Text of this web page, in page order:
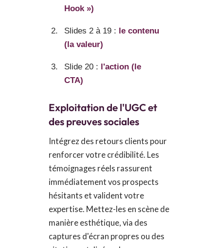
Hook »)
Slides 2 à 19 : le contenu
(la valeur)
Slide 20 : l'action (le
CTA)
Exploitation de l'UGC et
des preuves sociales
Intégrez des retours clients pour
renforcer votre crédibilité. Les
témoignages réels rassurent
immédiatement vos prospects
hésitants et valident votre
expertise. Mettez-les en scène de
manière esthétique, via des
captures d'écran propres ou des